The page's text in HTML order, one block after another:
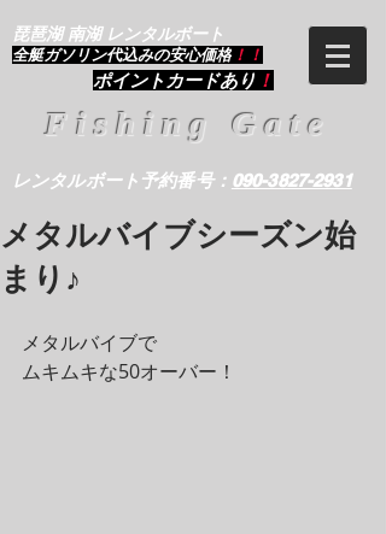
琵琶湖 南湖 レンタルボート
​全艇ガソリン代込みの安心価格 ！！
ポイントカードあり ！
Fishing Gate
レンタルボート予約番号： 090-3827-2931
メタルバイブシーズン始
まり♪
メタルバイブで
ムキムキな50オーバー！